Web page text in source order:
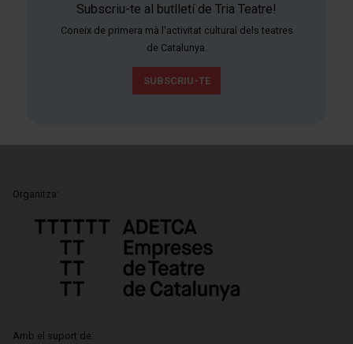
Subscriu-te al butlletí de Tria Teatre!
Coneix de primera mà l'activitat cultural dels teatres
de Catalunya.
SUBSCRIU-TE
Organitza:
Amb el suport de: